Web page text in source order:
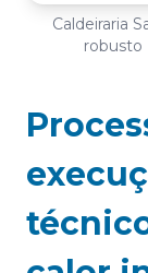
Caldeiraria
robusto